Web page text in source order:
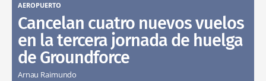
AEROPUERTO
Cancelan cuatro nuevos vuelos
en la tercera jornada de huelga
de Groundforce
Arnau Raimundo